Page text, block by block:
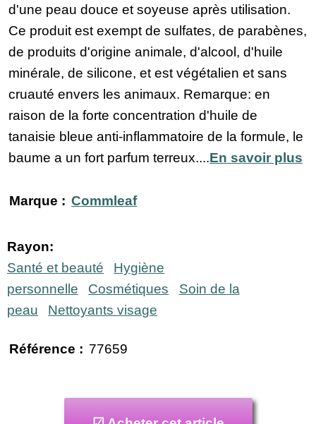
d'une peau douce et soyeuse après utilisation.
Ce produit est exempt de sulfates, de parabènes,
de produits d'origine animale, d'alcool, d'huile
minérale, de silicone, et est végétalien et sans
cruauté envers les animaux. Remarque: en
raison de la forte concentration d'huile de
tanaisie bleue anti-inflammatoire de la formule, le
baume a un fort parfum terreux....En savoir plus
Marque : Commleaf
Rayon:
Santé et beauté
Hygiène
personnelle
Cosmétiques
Soin de la
peau
Nettoyants visage
Référence : 77659